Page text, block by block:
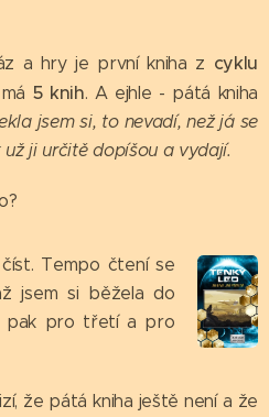
a hry je první kniha z cyklu
5 knih. A ejhle - pátá kniha
jsem si, to nevadí, než já se
ji určitě dopíšou a vydají.
Tempo čtení se
jsem si běžela do
pak pro třetí a pro
že pátá kniha ještě není a že